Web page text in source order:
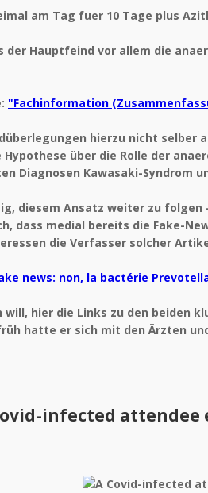
am Tag fuer 10 Tage plus
der Hauptfeind vor allem die
"Fachinformation
hierzu nicht
über die Rolle der
Diagnosen Kawasaki-Syndrom
diesem Ansatz weiter zu
dass medial bereits die Fake-
die Verfasser solcher
news: non, la bactérie
will, hier die Links zu den beiden
hatte er sich mit den Ärzten
infected attendee